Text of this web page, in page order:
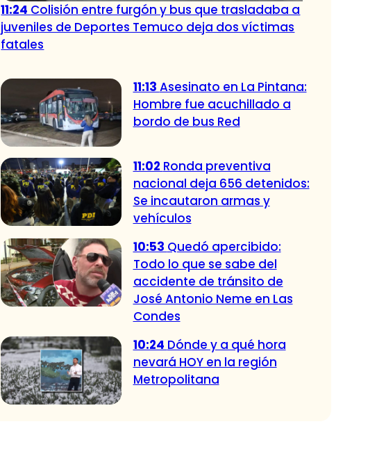
11:24 Colisión entre furgón y bus que trasladaba a
juveniles de Deportes Temuco deja dos víctimas
fatales
11:13 Asesinato en La Pintana:
Hombre fue acuchillado a
bordo de bus Red
11:02 Ronda preventiva
nacional deja 656 detenidos:
Se incautaron armas y
vehículos
10:53 Quedó apercibido:
Todo lo que se sabe del
accidente de tránsito de
José Antonio Neme en Las
Condes
10:24 Dónde y a qué hora
nevará HOY en la región
Metropolitana